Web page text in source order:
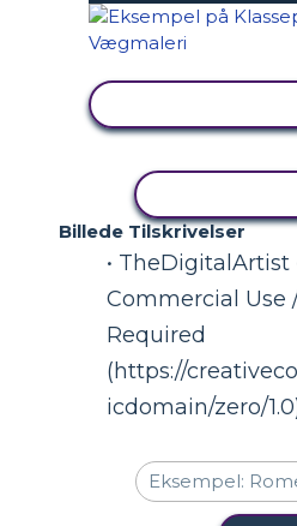
Billede Tilskrivelser
• TheDigitalArtist
Commercial Use
Required
(https://
icdomain/zero/